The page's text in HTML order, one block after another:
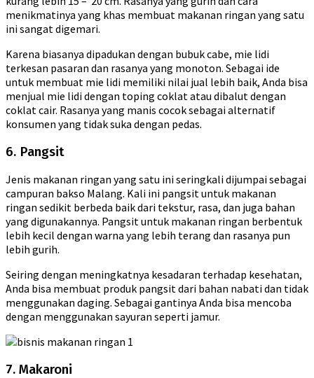
menikmatinya yang khas membuat makanan ringan yang satu
ini sangat digemari.
Karena biasanya dipadukan dengan bubuk cabe, mie lidi
terkesan pasaran dan rasanya yang monoton. Sebagai ide
untuk membuat mie lidi memiliki nilai jual lebih baik, Anda bisa
menjual mie lidi dengan toping coklat atau dibalut dengan
coklat cair. Rasanya yang manis cocok sebagai alternatif
konsumen yang tidak suka dengan pedas.
6. Pangsit
Jenis makanan ringan yang satu ini seringkali dijumpai sebagai
campuran bakso Malang. Kali ini pangsit untuk makanan
ringan sedikit berbeda baik dari tekstur, rasa, dan juga bahan
yang digunakannya. Pangsit untuk makanan ringan berbentuk
lebih kecil dengan warna yang lebih terang dan rasanya pun
lebih gurih.
Seiring dengan meningkatnya kesadaran terhadap kesehatan,
Anda bisa membuat produk pangsit dari bahan nabati dan tidak
menggunakan daging. Sebagai gantinya Anda bisa mencoba
dengan menggunakan sayuran seperti jamur.
7. Makaroni